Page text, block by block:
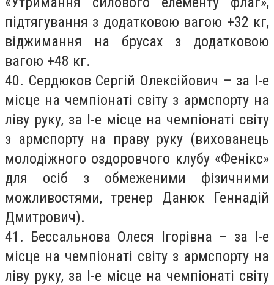
підтягування з додатковою вагою +32 кг,
віджимання на брусах з додатковою
вагою +48 кг.
40. Сердюков Сергій Олексійович – за І-е
місце на чемпіонаті світу з армспорту на
ліву руку, за І-е місце на чемпіонаті світу
з армспорту на праву руку (вихованець
молодіжного оздоровчого клубу «Фенікс»
для осіб з обмеженими фізичними
можливостями, тренер Данюк Геннадій
Дмитрович).
41. Бессальнова Олеся Ігорівна – за І-е
місце на чемпіонаті світу з армспорту на
ліву руку, за І-е місце на чемпіонаті світу